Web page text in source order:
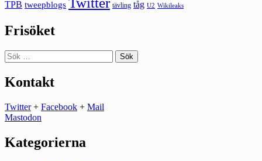
TPB tweepblogs tävling tåg U2 Wikileaks
Frisöket
Sök
efter:
Kontakt
Twitter+ Facebook + Mail
Mastodon
Kategorierna